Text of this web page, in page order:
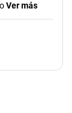
Ver más